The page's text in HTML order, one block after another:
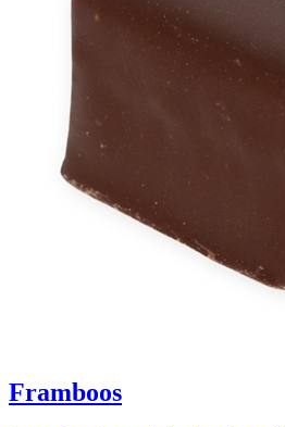
Framboos